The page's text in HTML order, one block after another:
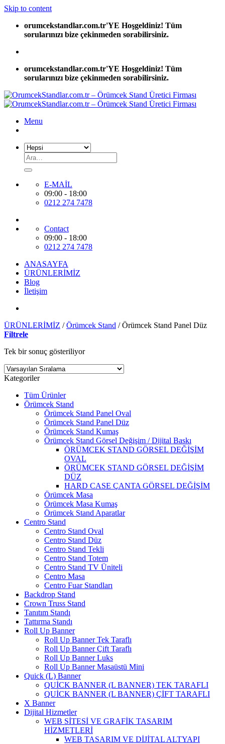
Skip to content
orumcekstandlar.com.tr'YE Hoşgeldiniz! Tüm
sorularınızı bize çekinmeden sorabilirsiniz.
orumcekstandlar.com.tr'YE Hoşgeldiniz! Tüm
sorularınızı bize çekinmeden sorabilirsiniz.
Menu
E-MAİL
09:00 - 18:00
0212 274 7478
Contact
09:00 - 18:00
0212 274 7478
ANASAYFA
ÜRÜNLERİMİZ
Blog
İletişim
ÜRÜNLERİMİZ / Örümcek Stand /Örümcek Stand Panel Düz
Filtrele
Tek bir sonuç gösteriliyor
Kategoriler
Tüm Ürünler
Örümcek Stand
Örümcek Stand Panel Oval
Örümcek Stand Panel Düz
Örümcek Stand Kumaş
Örümcek Stand Görsel Değişim / Dijital Baskı
ÖRÜMCEK STAND GÖRSEL DEĞİŞİM
OVAL
ÖRÜMCEK STAND GÖRSEL DEĞİŞİM
DÜZ
HARD CASE ÇANTA GÖRSEL DEĞİŞİM
Örümcek Masa
Örümcek Masa Kumaş
Örümcek Stand Aparatlar
Centro Stand
Centro Stand Oval
Centro Stand Düz
Centro Stand Tekli
Centro Stand Totem
Centro Stand TV Üniteli
Centro Masa
Centro Fuar Standları
Backdrop Stand
Crown Truss Stand
Tanıtım Standı
Tattırma Standı
Roll Up Banner
Roll Up Banner Tek Taraflı
Roll Up Banner Çift Taraflı
Roll Up Banner Luks
Roll Up Banner Masaüstü Mini
Quick (L) Banner
QUİCK BANNER (L BANNER) TEK TARAFLI
QUİCK BANNER (L BANNER) ÇİFT TARAFLI
X Banner
Dijital Hizmetler
WEB SİTESİ VE GRAFİK TASARIM
HİZMETLERİ
WEB TASARIM VE DİJİTAL ALTYAPI